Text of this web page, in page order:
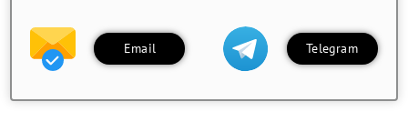
Email Telegram